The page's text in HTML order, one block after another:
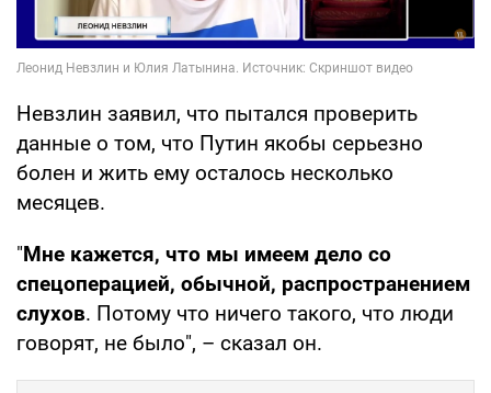
Невзлин заявил, что пытался проверить
данные о том, что Путин якобы серьезно
болен и жить ему осталось несколько
месяцев.
"Мне кажется, что мы имеем дело со
спецоперацией, обычной, распространением
слухов. Потому что ничего такого, что люди
говорят, не было", – сказал он.